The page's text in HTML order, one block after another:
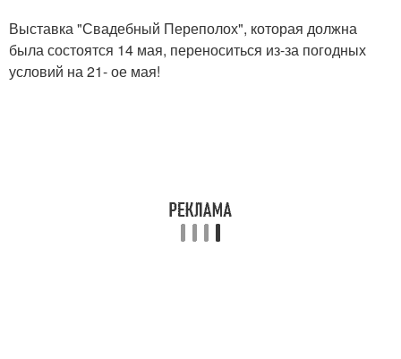
Выставка "Свадебный Переполох", которая должна
была состоятся 14 мая, переноситься из-за погодных
условий на 21- ое мая!